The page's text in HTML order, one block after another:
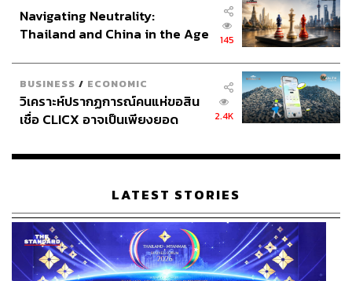
Navigating Neutrality:
Thailand and China in the Age
145
BUSINESS / ECONOMIC
วิเคราะห์ปรากฏการณ์คนแห่ขอสิน
เชื่อ CLICX อาจเป็นเพียงยอด
เรือนไทยที่ถูกซุกไว้
2.4K
LATEST STORIES